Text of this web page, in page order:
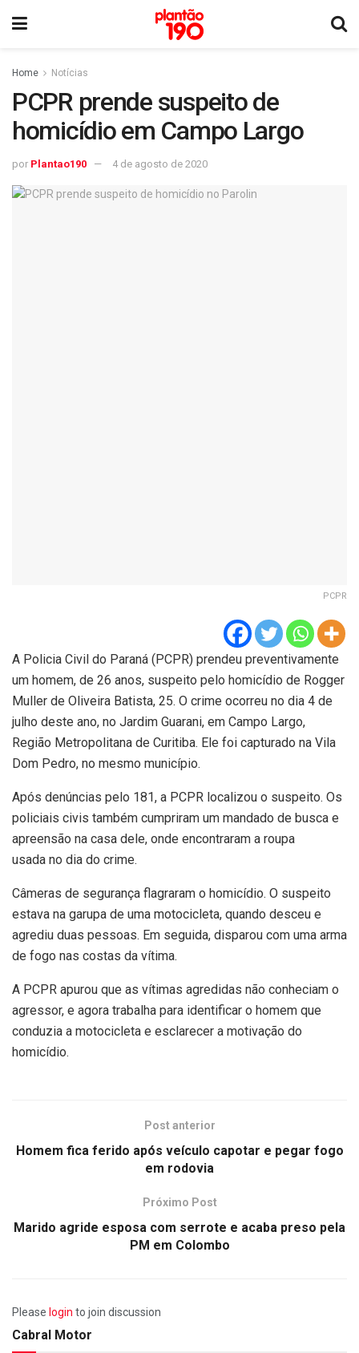
Home Notícias
PCPR prende suspeito de
homicídio em Campo Largo
por Plantao190 4 de agosto de 2020
PCPR
A Policia Civil do Paraná (PCPR) prendeu preventivamente
um homem, de 26 anos, suspeito pelo homicídio de Rogger
Muller de Oliveira Batista, 25. O crime ocorreu no dia 4 de
julho deste ano, no Jardim Guarani, em Campo Largo,
Região Metropolitana de Curitiba. Ele foi capturado na Vila
Dom Pedro, no mesmo município.
Após denúncias pelo 181, a PCPR localizou o suspeito. Os
policiais civis também cumpriram um mandado de busca e
apreensão na casa dele, onde encontraram a roupa
usada no dia do crime.
Câmeras de segurança flagraram o homicídio. O suspeito
estava na garupa de uma motocicleta, quando desceu e
agrediu duas pessoas. Em seguida, disparou com uma arma
de fogo nas costas da vítima.
A PCPR apurou que as vítimas agredidas não conheciam o
agressor, e agora trabalha para identificar o homem que
conduzia a motocicleta e esclarecer a motivação do
homicídio.
Post anterior
Homem fica ferido após veículo capotar e pegar fogo
em rodovia
Próximo Post
Marido agride esposa com serrote e acaba preso pela
PM em Colombo
Please login to join discussion
Cabral Motor